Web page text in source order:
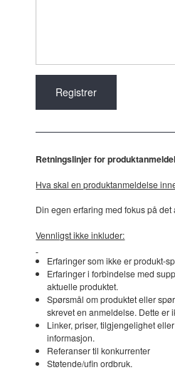
Retningslinjer for
Hva skal en produktanmeldelse
Din egen erfaring med fokus på
Vennligst ikke inkluder:
Erfaringer som ikke er produkt-
Erfaringer i forbindelse med
aktuelle produktet.
Spørsmål om produktet eller
skrevet en anmeldelse. Dette er
Linker, priser, tilgjengelighet
informasjon.
Referanser til konkurrenter
Støtende/ufin ordbruk.